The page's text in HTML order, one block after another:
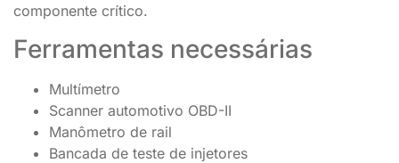
componente crítico.
Ferramentas necessárias
Multímetro
Scanner automotivo OBD-II
Manômetro de rail
Bancada de teste de injetores